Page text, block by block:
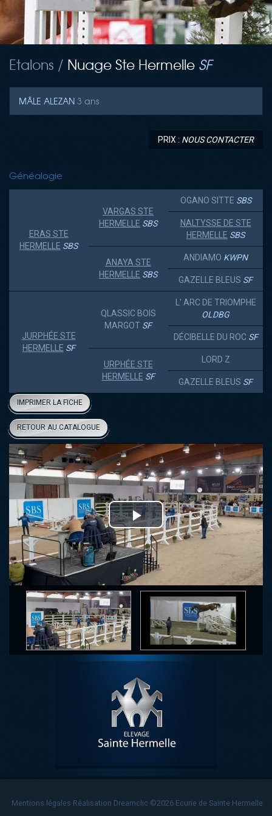
Etalons / Nuage Ste Hermelle SF
MÂLE ALEZAN 3 ans
PRIX : NOUS CONTACTER
Généalogie
ERAS STE
HERMELLE SBS
VARGAS STE
HERMELLE SBS
OGANO SITTE SBS
NALTYSSE DE STE
HERMELLE SBS
ANAYA STE
HERMELLE SBS
ANDIAMO KWPN
GAZELLE BLEUS SF
JURPHÉE STE
HERMELLE SF
QLASSIC BOIS
MARGOT SF
L' ARC DE TRIOMPHE
OLDBG
DÉCIBELLE DU ROC SF
URPHÉE STE
HERMELLE SF
LORD Z
GAZELLE BLEUS SF
IMPRIMER LA FICHE
RETOUR AU CATALOGUE
Play
Video
Mentions légales Réalisation Dreamclic ©2026 Ecurie de Sainte Hermelle